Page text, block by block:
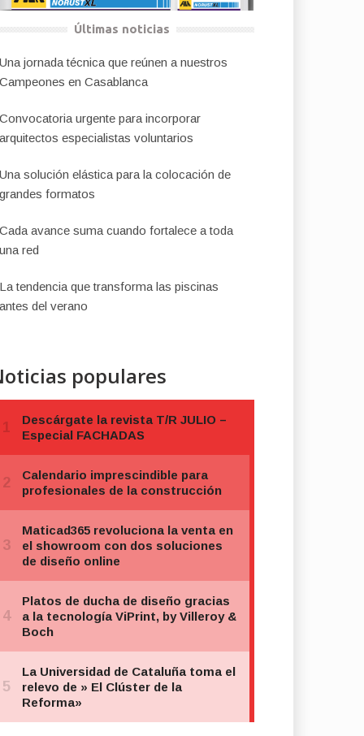
Últimas noticias
Una jornada técnica que reúnen a nuestros
Campeones en Casablanca
Convocatoria urgente para incorporar
arquitectos especialistas voluntarios
Una solución elástica para la colocación de
grandes formatos
Cada avance suma cuando fortalece a toda
una red
La tendencia que transforma las piscinas
antes del verano
populares